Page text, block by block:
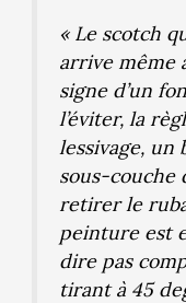
« Le scotch
arrive même
signe d’un
l’éviter, la
lessivage, un
sous-couche
retirer le
peinture est
dire pas
tirant à 45